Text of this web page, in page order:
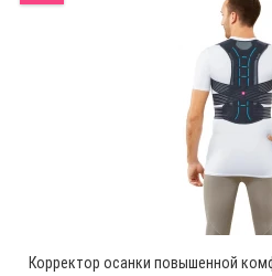
Корректор осанки повышенной